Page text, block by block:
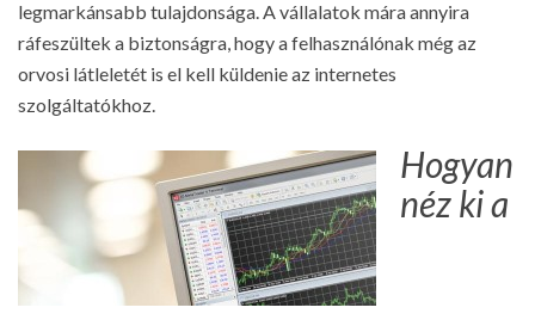
legmarkánsabb tulajdonsága. A vállalatok mára annyira
ráfeszültek a biztonságra, hogy a felhasználónak még az
orvosi látleletét is el kell küldenie az internetes
szolgáltatókhoz.
Hogyan
néz ki a